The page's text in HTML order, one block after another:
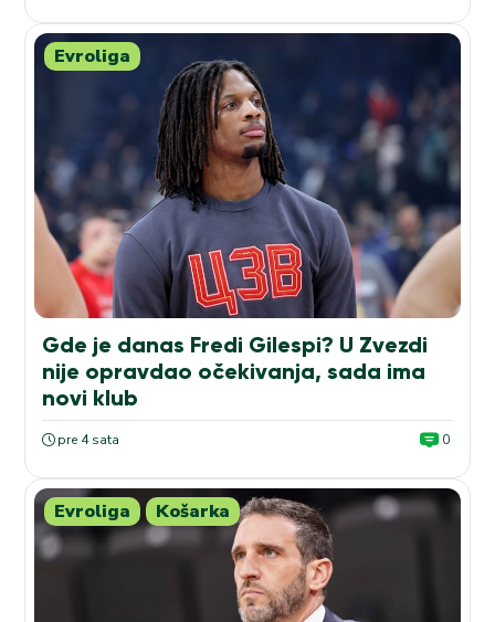
Evroliga
Gde je danas Fredi Gilespi? U Zvezdi
nije opravdao očekivanja, sada ima
novi klub
pre 4 sata 0
Evroliga Košarka